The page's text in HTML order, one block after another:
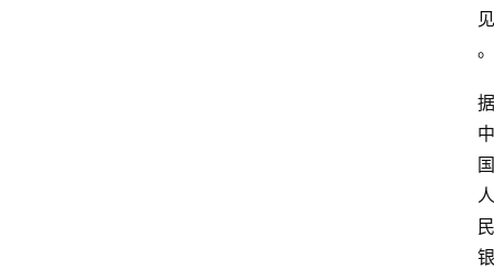
见
。
据
中
国
人
民
银